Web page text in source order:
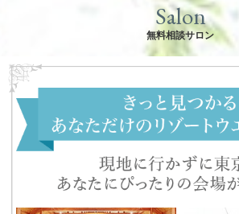
Salon
無料相談サロン